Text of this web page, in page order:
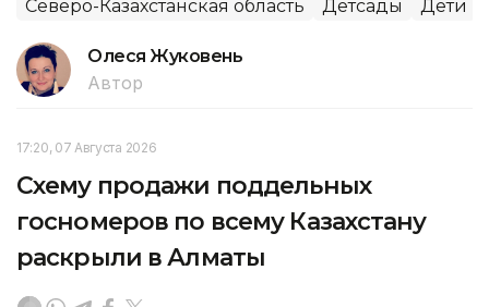
Северо-Казахстанская область Детсады Дети
Олеся Жуковень
Автор
17:20, 07 Августа 2026
Схему продажи поддельных
госномеров по всему Казахстану
раскрыли в Алматы